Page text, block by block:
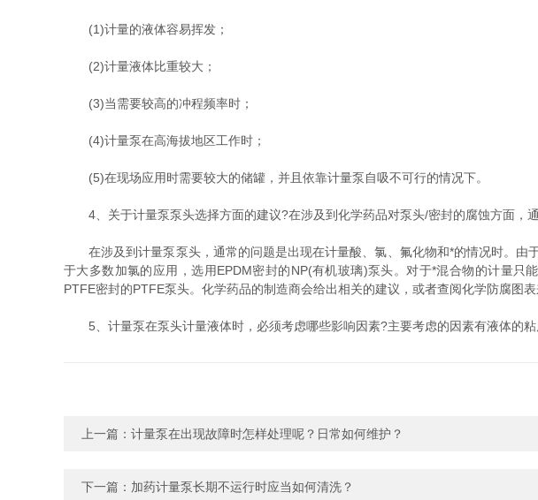
(1)计量的液体容易挥发；
(2)计量液体比重较大；
(3)当需要较高的冲程频率时；
(4)计量泵在高海拔地区工作时；
(5)在现场应用时需要较大的储罐，并且依靠计量泵自吸不可行的情况下。
4、关于计量泵泵头选择方面的建议?在涉及到化学药品对泵头/密封的腐蚀方面，
在涉及到计量泵泵头，通常的问题是出现在计量酸、氯、氟化物和*的情况时。由
于大多数加氯的应用，选用EPDM密封的NP(有机玻璃)泵头。对于*混合物的计量
PTFE密封的PTFE泵头。化学药品的制造商会给出相关的建议，或者查阅化学防腐图
5、计量泵在泵头计量液体时，必须考虑哪些影响因素?主要考虑的因素有液体的粘
上一篇： 计量泵在出现故障时怎样处理呢？日常如何维护？
下一篇： 加药计量泵长期不运行时应当如何清洗？